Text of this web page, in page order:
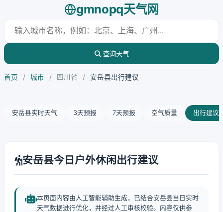
gmnopq天气网
查询天气
首页 / 城市 / 四川省 / 安岳县出行建议
安岳县实时天气 3天预报 7天预报 空气质量 出行建议
安岳县今日户外休闲出行建议
本页面内容由人工智能辅助生成，已结合安岳县当日实时
天气数据进行优化，并经过人工审核校验。内容仅供参